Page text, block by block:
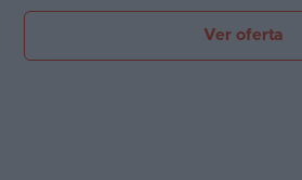
Ver oferta